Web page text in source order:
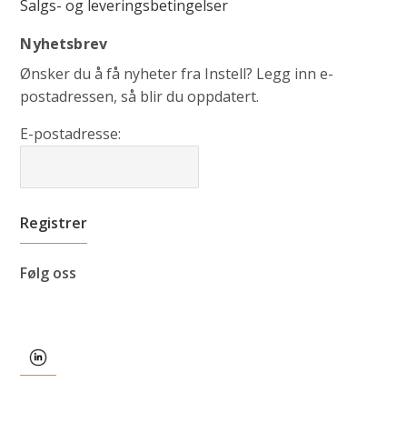
Salgs- og leveringsbetingelser
Nyhetsbrev
Ønsker du å få nyheter fra Instell? Legg inn e-
postadressen, så blir du oppdatert.
E-postadresse:
Følg oss